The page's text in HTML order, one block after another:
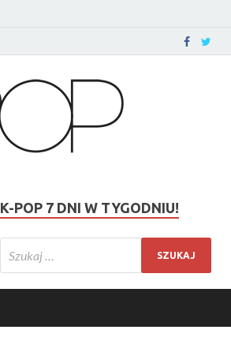
K-POP 7 DNI W TYGODNIU!